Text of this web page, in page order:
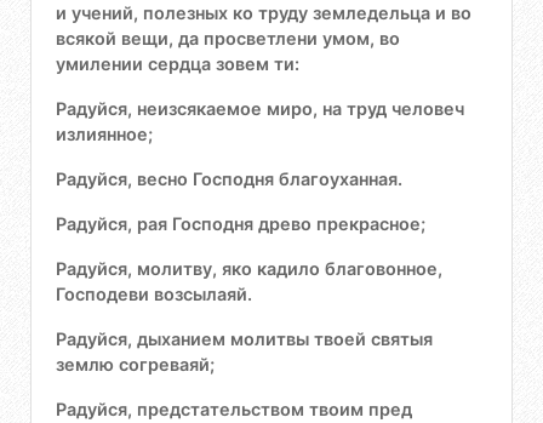
и учений, полезных ко труду земледельца и во
всякой вещи, да просветлени умом, во
умилении сердца зовем ти:
Радуйся, неизсякаемое миро, на труд человеч
излиянное;
Радуйся, весно Господня благоуханная.
Радуйся, рая Господня древо прекрасное;
Радуйся, молитву, яко кадило благовонное,
Господеви возсылаяй.
Радуйся, дыханием молитвы твоей святыя
землю согреваяй;
Радуйся, предстательством твоим пред